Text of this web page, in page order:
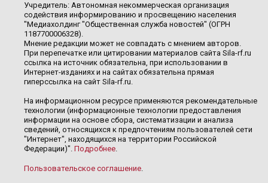
Учредитель: Автономная некоммерческая организация
содействия информированию и просвещению населения
"Медиахолдинг "Общественная служба новостей" (ОГРН
1187700006328).
Мнение редакции может не совпадать с мнением авторов.
При перепечатке или цитировании материалов сайта Sila-rf.ru
ссылка на источник обязательна, при использовании в
Интернет-изданиях и на сайтах обязательна прямая
гиперссылка на сайт Sila-rf.ru.
На информационном ресурсе применяются рекомендательные
технологии (информационные технологии предоставления
информации на основе сбора, систематизации и анализа
сведений, относящихся к предпочтениям пользователей сети
"Интернет", находящихся на территории Российской
Федерации)". Подробнее.
Пользовательское соглашение.